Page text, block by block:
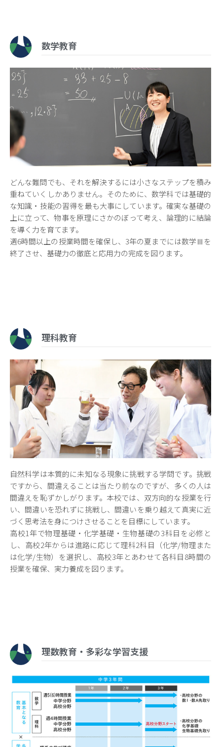
数学教育
どんな難問でも、それを解決するには小さなステップを積み
重ねていくしかありません。そのために、数学科では基礎的
な知識・技能の習得を最も大事にしています。確実な基礎の
上に立って、物事を原理にさかのぼって考え、論理的に結論
を導く力を育てます。
週6時間以上の授業時間を確保し、3年の夏までには数学Ⅲを
終了させ、基礎力の徹底と応用力の完成を図ります。
理科教育
自然科学は本質的に未知なる現象に挑戦する学問です。挑戦
ですから、間違えることは当たり前なのですが、多くの人は
間違えを恥ずかしがります。本校では、双方向的な授業を行
い、間違いを恐れずに挑戦し、間違いを乗り越えて真実に近
づく思考法を身につけさせることを目標にしています。
高校1年で物理基礎・化学基礎・生物基礎の3科目を必修と
し、高校2年からは進路に応じて理科2科目（化学/物理また
は化学/生物）を選択し、高校3年とあわせて各科目8時間の
授業を確保、実力養成を図ります。
理数教育・多彩な学習支援